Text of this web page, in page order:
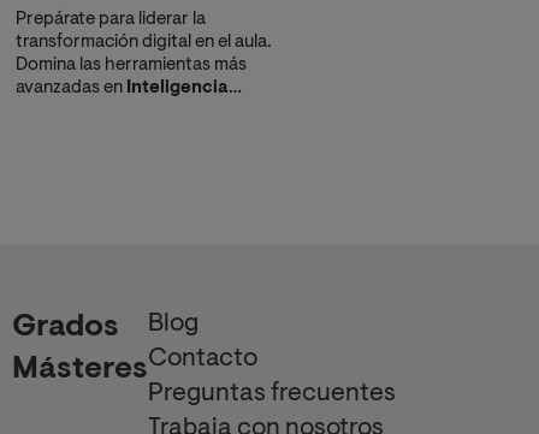
Prepárate para liderar la
transformación digital en el aula.
Domina las herramientas más
avanzadas en Inteligencia
Grados
Másteres
Blog
Contacto
Preguntas frecuentes
Trabaja con nosotros